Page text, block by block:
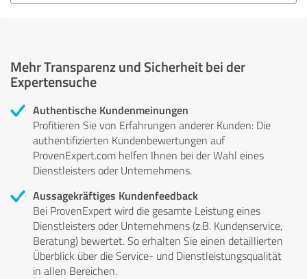
Mehr Transparenz und Sicherheit bei der
Expertensuche
Authentische Kundenmeinungen
Profitieren Sie von Erfahrungen anderer Kunden: Die
authentifizierten Kundenbewertungen auf
ProvenExpert.com helfen Ihnen bei der Wahl eines
Dienstleisters oder Unternehmens.
Aussagekräftiges Kundenfeedback
Bei ProvenExpert wird die gesamte Leistung eines
Dienstleisters oder Unternehmens (z.B. Kundenservice,
Beratung) bewertet. So erhalten Sie einen detaillierten
Überblick über die Service- und Dienstleistungsqualität
in allen Bereichen.